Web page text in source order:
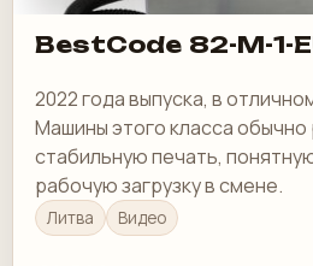
BestCode 82-M-1-
2022 года выпуска, в
Машины этого класса
стабильную печать,
рабочую загрузку в смене.
Литва Видео